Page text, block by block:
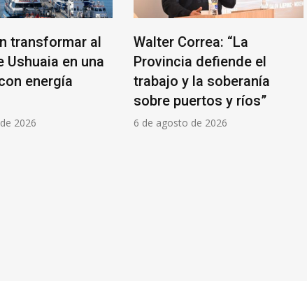
transformar al
Ushuaia en una
energía
2026
Walter Correa: “La
Provincia defiende el
trabajo y la soberanía
sobre puertos y ríos”
6 de agosto de 2026